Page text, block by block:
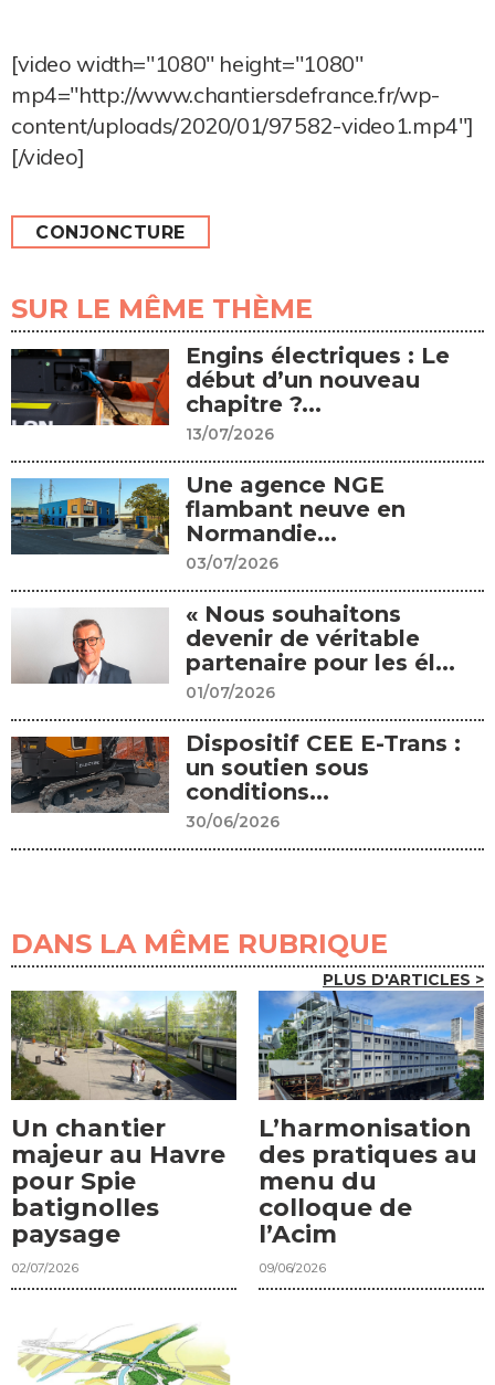
[video width="1080" height="1080"
mp4="http://www.chantiersdefrance.fr/wp-
content/uploads/2020/01/97582-video1.mp4"]
[/video]
CONJONCTURE
SUR LE MÊME THÈME
Engins électriques : Le
début d’un nouveau
chapitre ?...
13/07/2026
Une agence NGE
flambant neuve en
Normandie...
03/07/2026
« Nous souhaitons
devenir de véritable
partenaire pour les él...
01/07/2026
Dispositif CEE E-Trans :
un soutien sous
conditions...
30/06/2026
DANS LA MÊME RUBRIQUE
PLUS D'ARTICLES >
Un chantier
majeur au Havre
pour Spie
batignolles
paysage
02/07/2026
L’harmonisation
des pratiques au
menu du
colloque de
l’Acim
09/06/2026